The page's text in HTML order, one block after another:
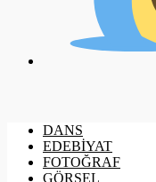
DANS
EDEBİYAT
FOTOĞRAF
GÖRSEL